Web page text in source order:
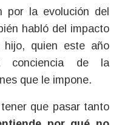
por la evolución del
habló del impacto
hijo, quien este año
conciencia de la
que le impone.
que pasar tanto